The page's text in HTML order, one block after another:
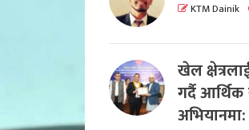
KTM Dainik
खेल
गर्दै